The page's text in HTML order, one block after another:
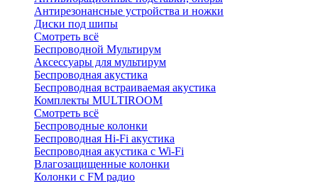
Антирезонансные устройства и ножки
Диски под шипы
Смотреть всё
Беспроводной Мультирум
Аксессуары для мультирум
Беспроводная акустика
Беспроводная встраиваемая акустика
Комплекты MULTIROOM
Смотреть всё
Беспроводные колонки
Беспроводная Hi-Fi акустика
Беспроводная акустика с Wi-Fi
Влагозащищенные колонки
Колонки с FM радио